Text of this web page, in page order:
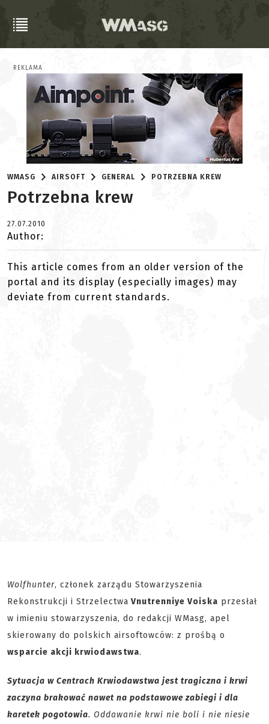
REKLAMA
WMASG AIRSOFT GENERAL POTRZEBNA KREW
Potrzebna krew
27.07.2010
Author:
This article comes from an older version of the
portal and its display (especially images) may
deviate from current standards.
Wolfhunter, członek zarządu Stowarzyszenia
Rekonstrukcji i Strzelectwa Vnutrenniye Voiska przesłał
w imieniu stowarzyszenia, do redakcji WMasg, apel
skierowany do polskich airsoftowców: z prośbą o
wsparcie akcji krwiodawstwa.
Sytuacja w Centrach Krwiodawstwa jest tragiczna i krwi
zaczyna brakować nawet na podstawowe zabiegi i dla
karetek pogotowia. Oddawanie krwi nie boli i nie niesie